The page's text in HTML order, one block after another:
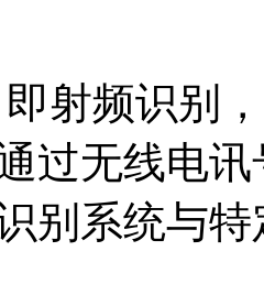
射频识别
过无线电
别系统与